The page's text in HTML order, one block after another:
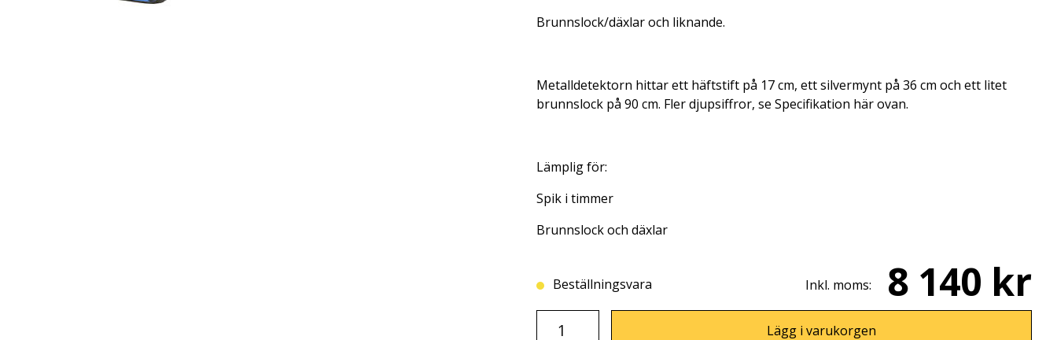
Brunnslock/däxlar och liknande.
Metalldetektorn hittar ett häftstift på 17 cm, ett silvermynt på 36 cm och ett litet
brunnslock på 90 cm. Fler djupsiffror, se Specifikation här ovan.
Lämplig för:
Spik i timmer
Brunnslock och däxlar
Beställningsvara Inkl. moms: 8 140 kr
Lägg i varukorgen